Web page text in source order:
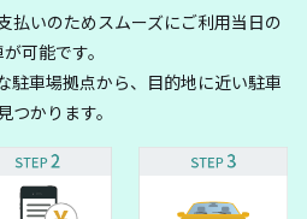
払いのためスムーズにご利用当日の
可能です。
駐車場拠点から、目的地に近い駐車
つかります。